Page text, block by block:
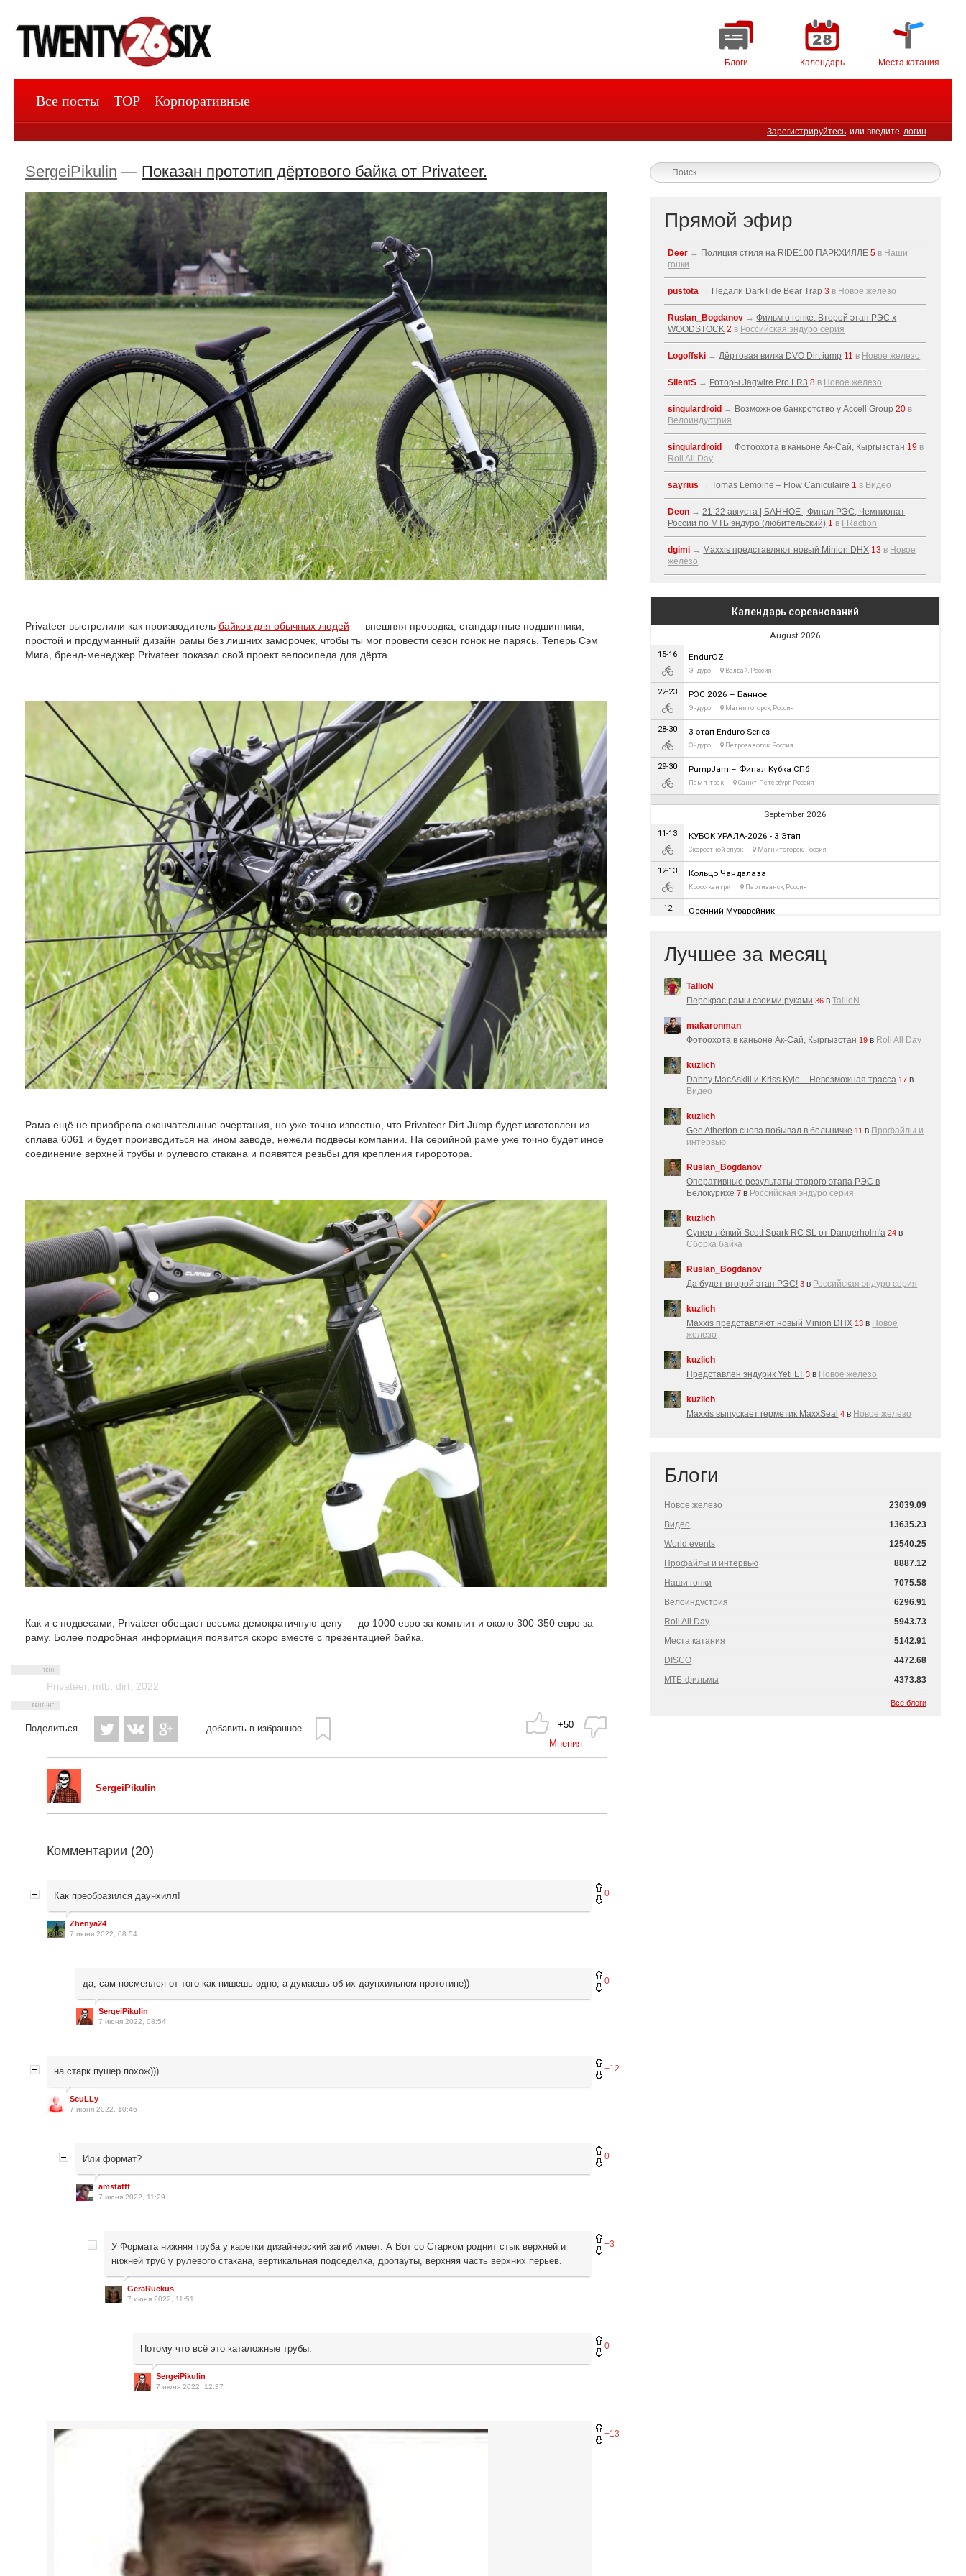
Блоги Календарь Места катания
Зарегистрируйтесь или введите логин
Все посты TOP Корпоративные
SergeiPikulin — Показан прототип дёртового байка от Privateer.
Privateer выстрелили как производитель байков для обычных людей — внешняя проводка, стандартные подшипники,
простой и продуманный дизайн рамы без лишних заморочек, чтобы ты мог провести сезон гонок не парясь. Теперь Сэм
Мига, бренд-менеджер Privateer показал свой проект велосипеда для дёрта.
Рама ещё не приобрела окончательные очертания, но уже точно известно, что Privateer Dirt Jump будет изготовлен из
сплава 6061 и будет производиться на ином заводе, нежели подвесы компании. На серийной раме уже точно будет иное
соединение верхней трубы и рулевого стакана и появятся резьбы для крепления гироротора.
Как и с подвесами, Privateer обещает весьма демократичную цену — до 1000 евро за комплит и около 300-350 евро за
раму. Более подробная информация появится скоро вместе с презентацией байка.
Privateer, mtb, dirt, 2022
Поделиться добавить в избранное
+50
Мнения
SergeiPikulin
Комментарии (20)
0
Как преобразился даунхилл!
Zhenya24
7 июня 2022, 08:54
0
да, сам посмеялся от того как пишешь одно, а думаешь об их даунхильном прототипе))
SergeiPikulin
7 июня 2022, 08:54
+12
на старк пушер похож)))
ScuLLy
7 июня 2022, 10:46
0
Или формат?
amstafff
7 июня 2022, 11:29
+3
У Формата нижняя труба у каретки дизайнерский загиб имеет. А Вот со Старком роднит стык верхней и
нижней труб у рулевого стакана, вертикальная подседелка, дропауты, верхняя часть верхних перьев.
GeraRuckus
7 июня 2022, 11:51
0
Потому что всё это каталожные трубы.
SergeiPikulin
7 июня 2022, 12:37
+13
Прямой эфир
Deer → Полиция стиля на RIDE100 ПАРКХИЛЛЕ 5 в Наши
гонки
pustota → Педали DarkTide Bear Trap 3 в Новое железо
Ruslan_Bogdanov →Фильм о гонке. Второй этап РЭС x
WOODSTOCK 2 в Российская эндуро серия
Logoffski →Дёртовая вилка DVO Dirt jump 11 в Новое железо
SilentS → Роторы Jagwire Pro LR3 8 в Новое железо
singulardroid → Возможное банкротство у Accell Group 20 в
Велоиндустрия
singulardroid →Фотоохота в каньоне Ак-Cай, Кыргызстан 19 в
Roll All Day
sayrius →Tomas Lemoine – Flow Caniculaire 1 в Видео
Deon →21-22 августа | БАННОЕ | Финал РЭС, Чемпионат
России по МТБ эндуро (любительский) 1 в FRaction
dgimi → Maxxis представляют новый Minion DHX 13 в Новое
железо
Лучшее за месяц
TallioN
Перекрас рамы своими руками 36 вTallioN
makaronman
Фотоохота в каньоне Ак-Cай, Кыргызстан 19 в Roll All Day
kuzlich
Danny MacAskill и Kriss Kyle – Невозможная трасса 17 в
Видео
kuzlich
Gee Atherton снова побывал в больничке 11 в Профайлы и
интервью
Ruslan_Bogdanov
Оперативные результаты второго этапа РЭС в
Белокурихе 7 в Российская эндуро серия
kuzlich
Супер-лёгкий Scott Spark RC SL от Dangerholm'a 24 в
Сборка байка
Ruslan_Bogdanov
Да будет второй этап РЭС! 3 в Российская эндуро серия
kuzlich
Maxxis представляют новый Minion DHX 13 в Новое
железо
kuzlich
Представлен эндурик Yeti LT 3 в Новое железо
kuzlich
Maxxis выпускает герметик MaxxSeal 4 в Новое железо
Блоги
Новое железо
23039.09
Видео
13635.23
World events
12540.25
Профайлы и интервью
8887.12
Наши гонки
7075.58
Велоиндустрия
6296.91
Roll All Day
5943.73
Места катания
5142.91
DISCO
4472.68
МТБ-фильмы
4373.83
Все блоги